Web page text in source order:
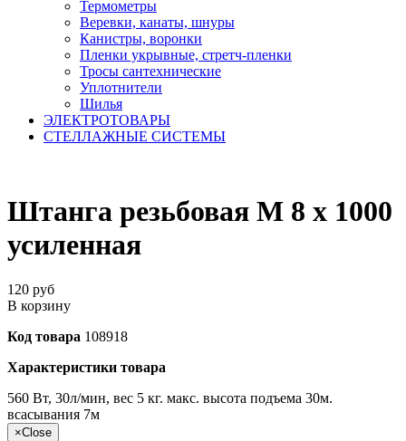
Термометры
Веревки, канаты, шнуры
Канистры, воронки
Пленки укрывные, стретч-пленки
Тросы сантехнические
Уплотнители
Шилья
ЭЛЕКТРОТОВАРЫ
СТЕЛЛАЖНЫЕ СИСТЕМЫ
Штанга резьбовая M 8 х 1000
усиленная
120 руб
В корзину
Код товара 108918
Характеристики товара
560 Вт, 30л/мин, вес 5 кг. макс. высота подъема 30м.
всасывания 7м
×Close